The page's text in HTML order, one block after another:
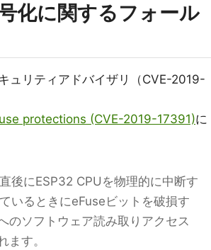
化に関するフォール
ュリティアドバイザリ（CVE-2019-
protections (CVE-2019-17391)に
後にESP32 CPUを物理的に中断す
いるときにeFuseビットを破損す
のソフトウェア読み取りアクセス
ます。